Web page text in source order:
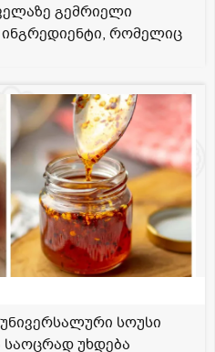
გემრიელი
რომელიც
სოუსი
უხდება